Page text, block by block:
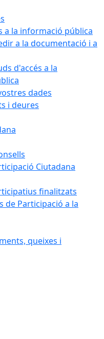
a la informació pública
a la documentació i a
d'accés a la
dades
i deures
Ciutadana
finalitzats
de Participació a la
queixes i